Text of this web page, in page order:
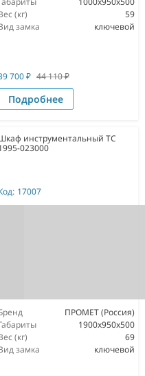
(кг)
59
замка
ключевой
700₽ 44 110₽
Подробнее
инструментальный TC
023000
17007
ПРОМЕТ (Россия)
1900x950x500
(кг)
69
замка
ключевой